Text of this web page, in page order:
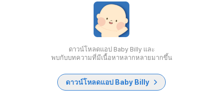
ดาวน์โหลดแอป Baby Billy และ
พบกับบทความที่มีเนื้อหาหลากหลายมากขึ้น
ดาวน์โหลดแอป Baby Billy